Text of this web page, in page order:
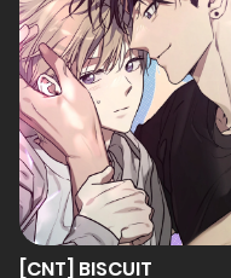
[CNT] BISCUIT